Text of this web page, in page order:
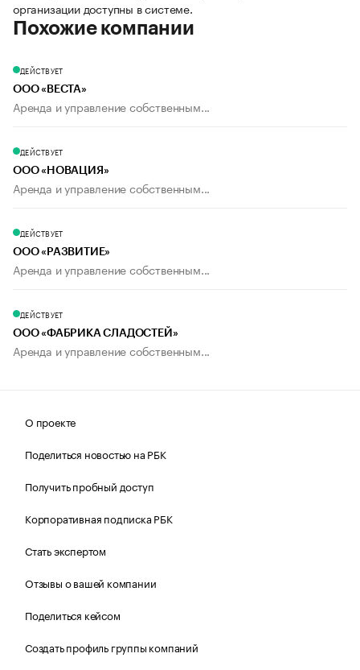
организации доступны в системе.
Похожие компании
ДЕЙСТВУЕТ
ООО «ВЕСТА»
Аренда и управление собственным...
ДЕЙСТВУЕТ
ООО «НОВАЦИЯ»
Аренда и управление собственным...
ДЕЙСТВУЕТ
ООО «РАЗВИТИЕ»
Аренда и управление собственным...
ДЕЙСТВУЕТ
ООО «ФАБРИКА СЛАДОСТЕЙ»
Аренда и управление собственным...
О проекте
Поделиться новостью на РБК
Получить пробный доступ
Корпоративная подписка РБК
Стать экспертом
Отзывы о вашей компании
Поделиться кейсом
Создать профиль группы компаний